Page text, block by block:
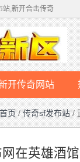
站,新开合击传奇
开传奇网站
页/传奇sf发布站/
在英雄酒